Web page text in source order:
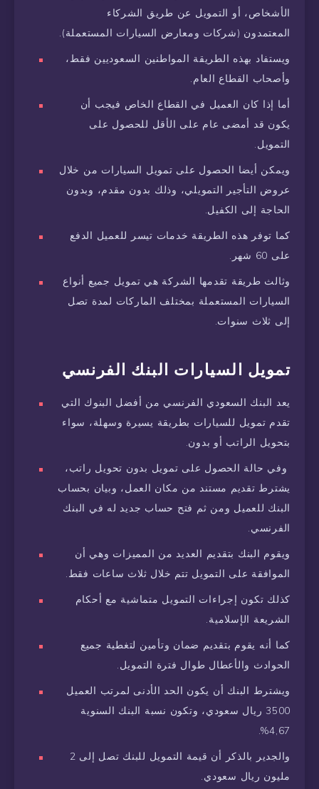
الأشخاص، أو التمويل عن طريق الشركاء
المعتمدون (شركات ومعارض السيارات المستعملة).
ويستفاد بهذه الطريقة المواطنين السعوديين فقط،
وأصحاب القطاع العام.
أما إذا كان العميل في القطاع الخاص فيجب أن
يكون قد أمضى عام على الأقل للحصول على
التمويل.
ويمكن أيضا الحصول على تمويل السيارات من خلال
عروض التأجير التمويلي، وذلك بدون مقدم، وبدون
الحاجة إلى الكفيل.
كما توفر هذه الطريقة خدمات تيسر للعميل الدفع
على 60 شهر.
وثالث طريقة تقدمها الشركة هي تمويل جميع أنواع
السيارات المستعملة بمختلف الماركات لمدة تصل
إلى ثلاث سنوات.
تمويل السيارات البنك الفرنسي
يعد البنك السعودي الفرنسي من أفضل البنوك التي
تقدم تمويل للسيارات بطريقة يسيرة وسهلة، سواء
بتحويل الراتب أو بدون.
وفي حالة الحصول على تمويل بدون تحويل راتب،
يشترط تقديم مستند من مكان العمل، وبيان بحساب
البنك للعميل ومن ثم فتح حساب جديد له في البنك
الفرنسي.
ويقوم البنك بتقديم العديد من المميزات وهي أن
الموافقة على التمويل تتم خلال ثلاث ساعات فقط.
كذلك تكون إجراءات التمويل متماشية مع أحكام
الشريعة الإسلامية.
كما أنه يقوم بتقديم ضمان وتأمين لتغطية جميع
الحوادث والأعطال طوال فترة التمويل.
ويشترط البنك أن يكون الحد الأدنى لمرتب العميل
3500 ريال سعودي، وتكون نسبة البنك السنوية
4,67%.
والجدير بالذكر أن قيمة التمويل للبنك تصل إلى 2
مليون ريال سعودي.